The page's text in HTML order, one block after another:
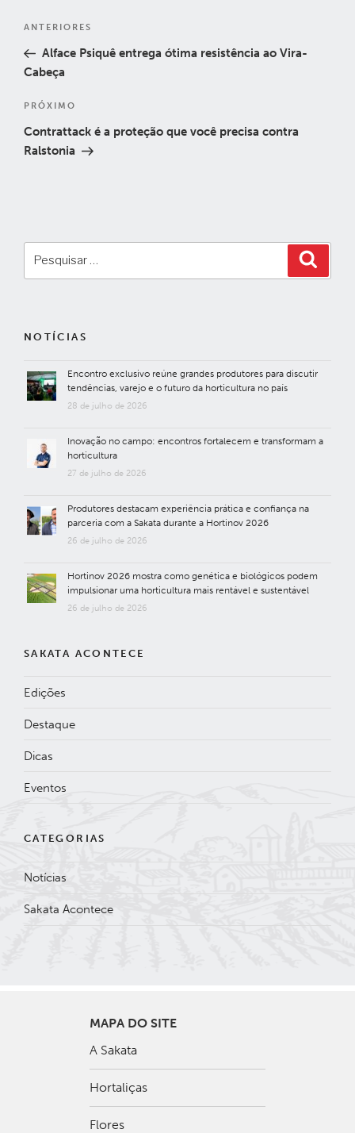
Post
Post
anterior
ANTERIORES
Alface Psiquê entrega ótima resistência ao Vira-
Cabeça
Próximo
post
PRÓXIMO
Contrattack é a proteção que você precisa contra
Ralstonia
NOTÍCIAS
Encontro exclusivo reúne grandes produtores para discutir
tendências, varejo e o futuro da horticultura no país
28 de julho de 2026
Inovação no campo: encontros fortalecem e transformam a
horticultura
27 de julho de 2026
Produtores destacam experiência prática e confiança na
parceria com a Sakata durante a Hortinov 2026
26 de julho de 2026
Hortinov 2026 mostra como genética e biológicos podem
impulsionar uma horticultura mais rentável e sustentável
26 de julho de 2026
SAKATA ACONTECE
Edições
Destaque
Dicas
Eventos
CATEGORIAS
Notícias
Sakata Acontece
MAPA DO SITE
A Sakata
Hortaliças
Flores